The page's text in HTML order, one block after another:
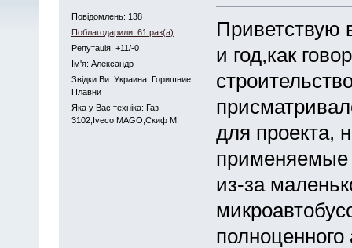
Повідомлень: 138
Поблагодарили: 61 раз(а)
Репутація: +11/-0
Iм'я: Александр
Звідки Ви: Украина. Горишние
Плавни
Яка у Вас техніка: Газ
3102,Iveco MAGO,Скиф М
Приветствую
и год,как
для проекта,
применяемые
из-за
полноценного